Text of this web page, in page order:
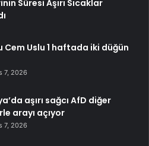
Süresi Aşırı Sıcaklar
Cem Uslu 1 haftada iki düğün
7, 2026
aşırı sağcı AfD diğer
arayı açıyor
7, 2026